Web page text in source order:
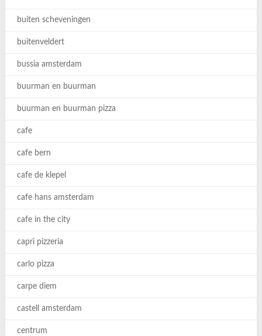
buiten scheveningen
buitenveldert
bussia amsterdam
buurman en buurman
buurman en buurman pizza
cafe
cafe bern
cafe de klepel
cafe hans amsterdam
cafe in the city
capri pizzeria
carlo pizza
carpe diem
castell amsterdam
centrum